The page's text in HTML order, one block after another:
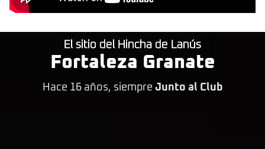
El sitio del Hincha de Lanús
Fortaleza Granate
Hace 16 años, siempre Junto al Club